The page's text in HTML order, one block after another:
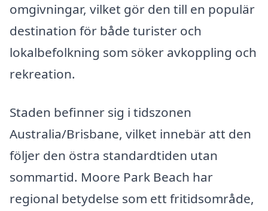
omgivningar, vilket gör den till en populär
destination för både turister och
lokalbefolkning som söker avkoppling och
rekreation.
Staden befinner sig i tidszonen
Australia/Brisbane, vilket innebär att den
följer den östra standardtiden utan
sommartid. Moore Park Beach har
regional betydelse som ett fritidsområde,